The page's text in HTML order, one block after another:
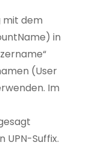
mit dem
in
(User
Im
UPN-Suffix.